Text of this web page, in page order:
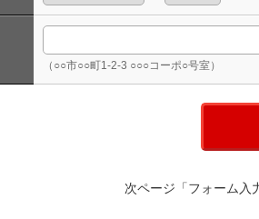
（○○市○○町1-2-3 ○○○コーポ○号室）
次ページ「フォーム入